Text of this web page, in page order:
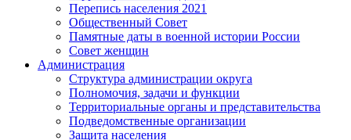
Перепись населения 2021
Общественный Совет
Памятные даты в военной истории России
Совет женщин
Администрация
Структура администрации округа
Полномочия, задачи и функции
Территориальные органы и представительства
Подведомственные организации
Защита населения